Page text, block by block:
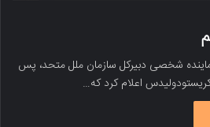
شخصی دبیرکل سازمان ملل متحد، پس
کریستودولیدس اعلام کرد که…